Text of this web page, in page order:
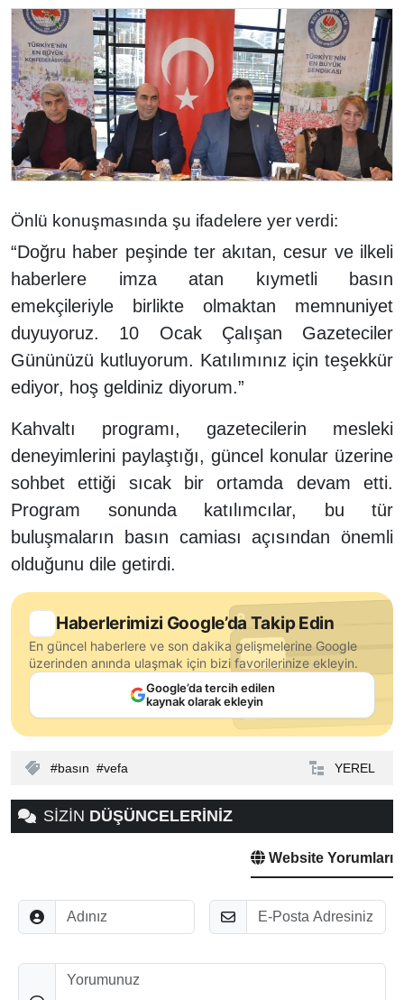
Önlü konuşmasında şu ifadelere yer verdi:
“Doğru haber peşinde ter akıtan, cesur ve ilkeli
haberlere imza atan kıymetli basın
emekçileriyle birlikte olmaktan memnuniyet
duyuyoruz. 10 Ocak Çalışan Gazeteciler
Gününüzü kutluyorum. Katılımınız için teşekkür
ediyor, hoş geldiniz diyorum.”
Kahvaltı programı, gazetecilerin mesleki
deneyimlerini paylaştığı, güncel konular üzerine
sohbet ettiği sıcak bir ortamda devam etti.
Program sonunda katılımcılar, bu tür
buluşmaların basın camiası açısından önemli
olduğunu dile getirdi.
Haberlerimizi Google’da Takip Edin
En güncel haberlere ve son dakika gelişmelerine Google
üzerinden anında ulaşmak için bizi favorilerinize ekleyin.
Google’da tercih edilen
kaynak olarak ekleyin
basın vefa YEREL
SİZİN DÜŞÜNCELERİNİZ
Website Yorumları
Adınız E-Posta
Düşünceleriniz